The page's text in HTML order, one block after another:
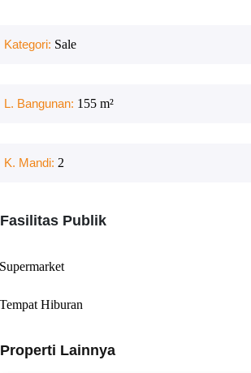
Kategori: Sale
L. Bangunan: 155 m²
K. Mandi: 2
Fasilitas Publik
Supermarket
Tempat Hiburan
Properti Lainnya